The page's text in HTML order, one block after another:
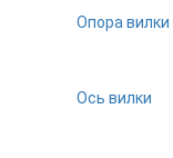
Опора вилки
Ось вилки